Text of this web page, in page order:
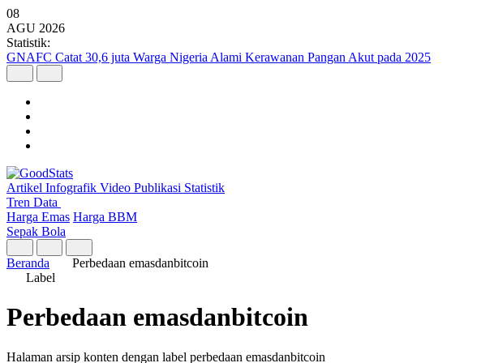
08
AGU 2026
Statistik:
GNAFC Catat 30,6 juta Warga Nigeria Alami Kerawanan Pangan Akut pada 2025
Artikel Infografik Video Publikasi Statistik
Tren Data
Harga Emas Harga BBM
Sepak Bola
Beranda
Perbedaan emasdanbitcoin
Label
Perbedaan emasdanbitcoin
Halaman arsip konten dengan label perbedaan emasdanbitcoin